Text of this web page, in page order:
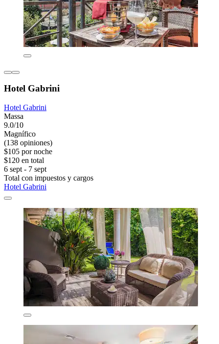
Hotel Gabrini
Hotel Gabrini
Massa
9.0/10
Magnífico
(138 opiniones)
$105 por noche
$120 en total
6 sept - 7 sept
Total con impuestos y cargos
Hotel Gabrini